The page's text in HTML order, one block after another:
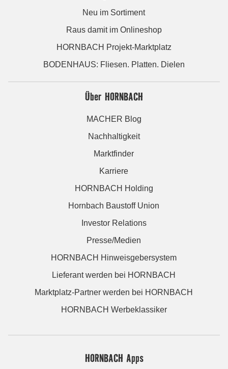
Neu im Sortiment
Raus damit im Onlineshop
HORNBACH Projekt-Marktplatz
BODENHAUS: Fliesen. Platten. Dielen
Über HORNBACH
MACHER Blog
Nachhaltigkeit
Marktfinder
Karriere
HORNBACH Holding
Hornbach Baustoff Union
Investor Relations
Presse/Medien
HORNBACH Hinweisgebersystem
Lieferant werden bei HORNBACH
Marktplatz-Partner werden bei HORNBACH
HORNBACH Werbeklassiker
HORNBACH Apps